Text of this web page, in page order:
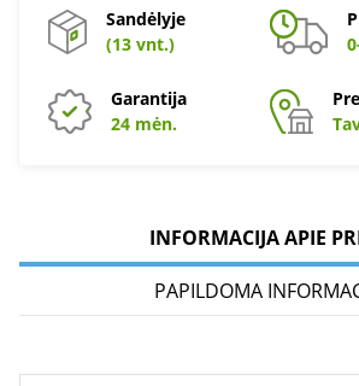
Sandėlyje
(13 vnt.)
Garantija
24 mėn.
INFORMACIJA APIE
PAPILDOMA